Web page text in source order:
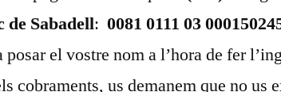
de Sabadell: 0081 0111 03
posar el vostre nom a l’hora de fer
cobraments, us demanem que no us